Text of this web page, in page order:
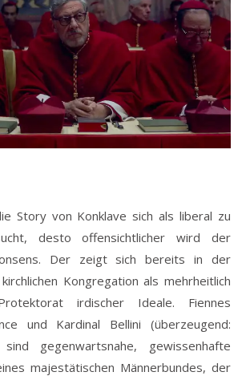
Story von Konklave sich als liberal zu
desto offensichtlicher wird der
Der zeigt sich bereits in der
Kongregation als mehrheitlich
irdischer Ideale. Fiennes
und Kardinal Bellini (überzeugend:
gegenwartsnahe, gewissenhafte
majestätischen Männerbundes, der